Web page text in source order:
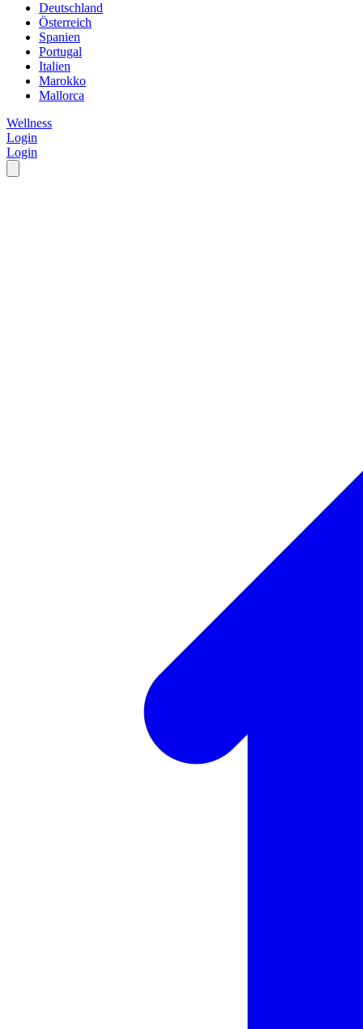
Deutschland
Österreich
Spanien
Portugal
Italien
Marokko
Mallorca
Wellness
Login
Login